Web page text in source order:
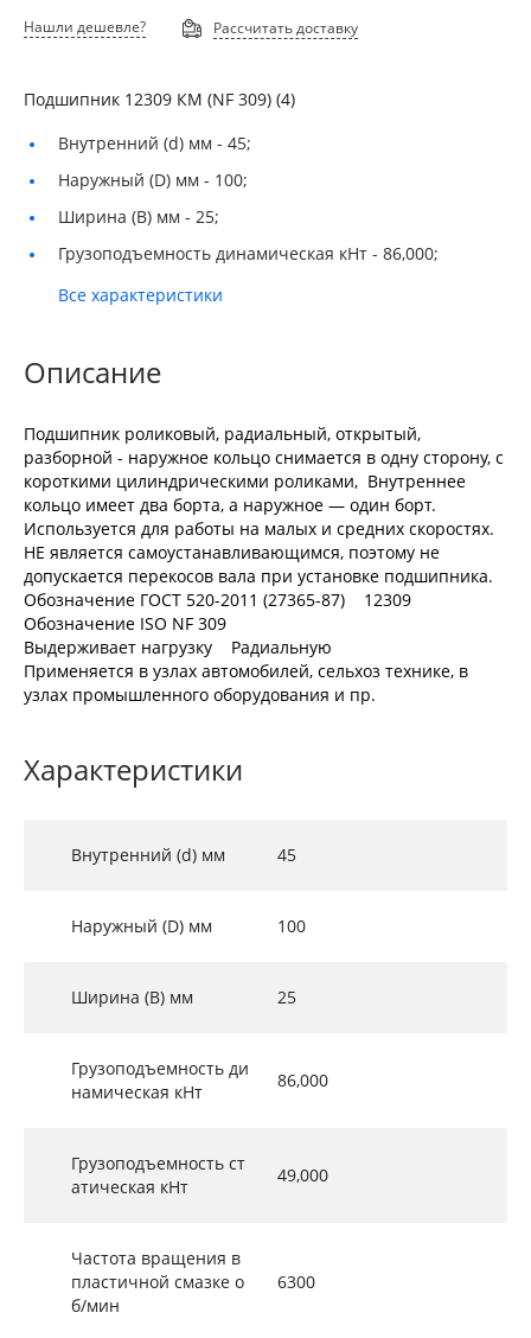
Нашли дешевле? Рассчитать доставку
Подшипник 12309 КМ (NF 309) (4)
Внутренний (d) мм - 45;
Наружный (D) мм - 100;
Ширина (B) мм - 25;
Грузоподъемность динамическая кНт - 86,000;
Все характеристики
Описание
Подшипник роликовый, радиальный, открытый,
разборной - наружное кольцо снимается в одну сторону, с
короткими цилиндрическими роликами, Внутреннее
кольцо имеет два борта, а наружное — один борт.
Используется для работы на малых и средних скоростях.
НЕ является самоустанавливающимся, поэтому не
допускается перекосов вала при установке подшипника.
Обозначение ГОСТ 520-2011 (27365-87) 12309
Обозначение ISO NF 309
Выдерживает нагрузку Радиальную
Применяется в узлах автомобилей, сельхоз технике, в
узлах промышленного оборудования и пр.
Характеристики
Внутренний (d) мм 45
Наружный (D) мм 100
Ширина (B) мм 25
Грузоподъемность ди
намическая кНт
86,000
Грузоподъемность ст
атическая кНт
49,000
Частота вращения в
пластичной смазке о
б/мин
6300